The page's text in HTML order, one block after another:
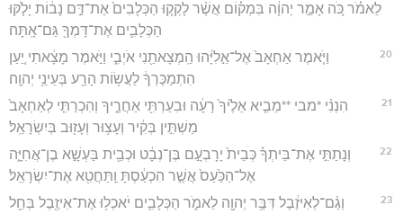
לֵאמֹ֗ר כֹּ֚ה אָמַ֣ר יְהוָ֔ה בִּמְק֗וֹם אֲשֶׁ֨ר לָקְק֤וּ הַכְּלָבִים֙ אֶת־דַּ֣ם נָב֔וֹת יָלֹ֧קּוּ
הַכְּלָבִ֛ים אֶת־דָּמְךָ֖ גַּם־אָֽתָּה׃
20
וַיֹּ֤אמֶר אַחְאָב֙ אֶל־אֵ֣לִיָּ֔הוּ הַֽמְצָאתַ֖נִי אֹיְבִ֑י וַיֹּ֣אמֶר מָצָ֔אתִי יַ֚עַן
הִתְמַכֶּרְךָ֔ לַעֲשׂ֥וֹת הָרַ֖ע בְּעֵינֵ֥י יְהוָֽה׃
21
הִנְנִ֨י *מבי **מֵבִ֤יא אֵלֶ֙יךָ֙ רָעָ֔ה וּבִעַרְתִּ֖י אַחֲרֶ֑יךָ וְהִכְרַתִּ֤י לְאַחְאָב֙
מַשְׁתִּ֣ין בְּקִ֔יר וְעָצ֥וּר וְעָז֖וּב בְּיִשְׂרָאֵֽל׃
22
וְנָתַתִּ֣י אֶת־בֵּיתְךָ֗ כְּבֵית֙ יָרָבְעָ֣ם בֶּן־נְבָ֔ט וּכְבֵ֖ית בַּעְשָׁ֣א בֶן־אֲחִיָּ֑ה
אֶל־הַכַּ֙עַס֙ אֲשֶׁ֣ר הִכְעַ֔סְתָּ וַֽתַּחֲטִ֖א אֶת־יִשְׂרָאֵֽל׃
23
וְגַ֨ם־לְאִיזֶ֔בֶל דִּבֶּ֥ר יְהוָ֖ה לֵאמֹ֑ר הַכְּלָבִ֛ים יֹאכְל֥וּ אֶת־אִיזֶ֖בֶל בְּחֵ֥ל